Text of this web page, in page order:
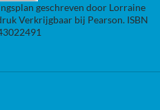
geschreven door Lorraine
Verkrijgbaar bij Pearson. ISBN